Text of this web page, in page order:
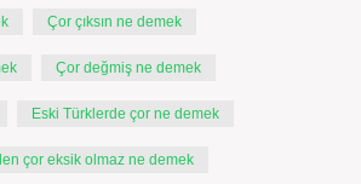
Çor çıksın ne demek
Çor değmiş ne demek
Eski Türklerde çor ne demek
çor eksik olmaz ne demek